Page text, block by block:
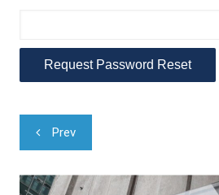
Navegação
de
Post
Prev